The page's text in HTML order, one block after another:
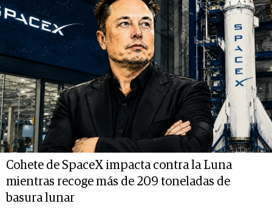
Cohete de SpaceX impacta contra la Luna
mientras recoge más de 209 toneladas de
basura lunar